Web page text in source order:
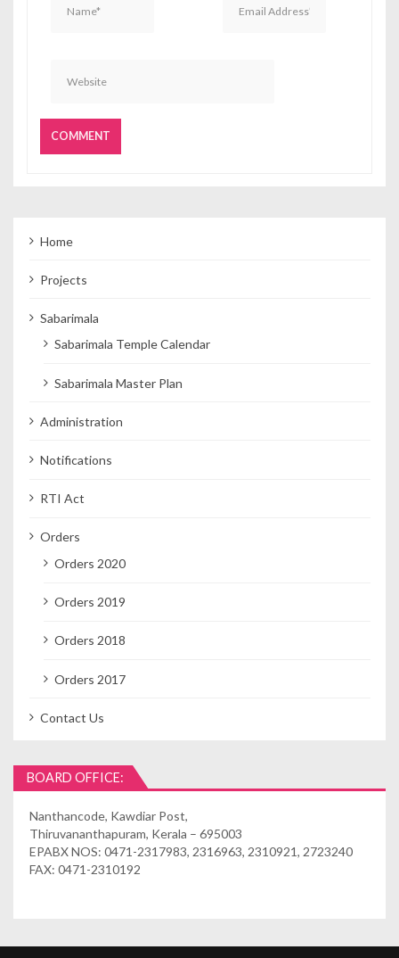
Home
Projects
Sabarimala
Sabarimala Temple Calendar
Sabarimala Master Plan
Administration
Notifications
RTI Act
Orders
Orders 2020
Orders 2019
Orders 2018
Orders 2017
Contact Us
BOARD OFFICE:
Nanthancode, Kawdiar Post,
Thiruvananthapuram, Kerala – 695003
EPABX NOS: 0471-2317983, 2316963, 2310921, 2723240
FAX: 0471-2310192